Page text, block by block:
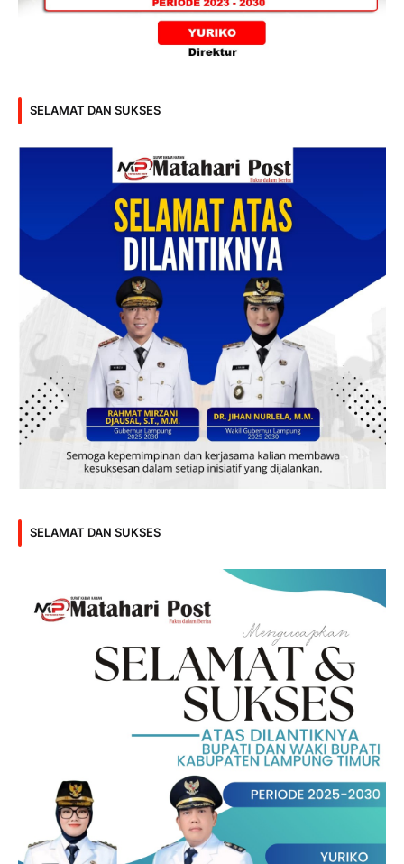
SELAMAT DAN SUKSES
SELAMAT DAN SUKSES